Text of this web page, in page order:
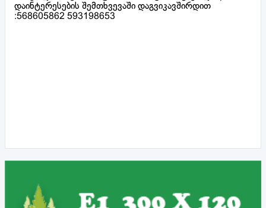
დაინტერესების შემთხვევაში დაგვიკავშირდით
:568605862 593198653